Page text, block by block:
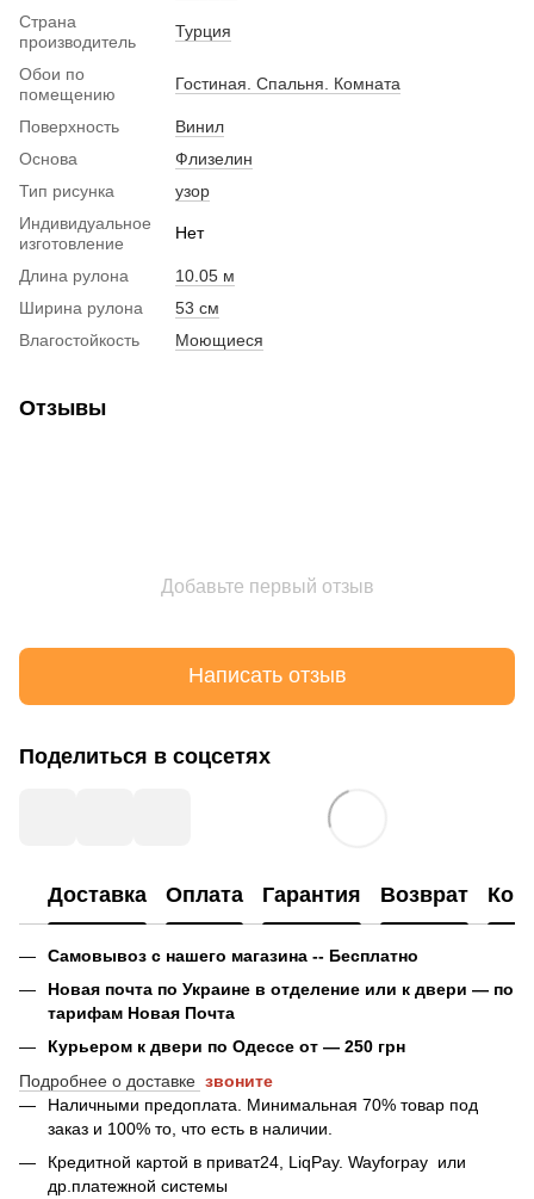
Страна
производитель
Турция
Обои по
помещению
Гостиная. Спальня. Комната
Поверхность
Винил
Основа
Флизелин
Тип рисунка
узор
Индивидуальное
изготовление
Нет
Длина рулона
10.05 м
Ширина рулона
53 см
Влагостойкость
Моющиеся
Отзывы
Добавьте первый отзыв
Написать отзыв
Поделиться в соцсетях
Доставка Оплата Гарантия Возврат
Самовывоз с нашего магазина -- Бесплатно
Новая почта по Украине в отделение или к двери — по
тарифам Новая Почта
Курьером к двери по Одессе от — 250 грн
Подробнее о доставке звоните
Наличными предоплата. Минимальная 70% товар под
заказ и 100% то, что есть в наличии.
Кредитной картой в приват24, LiqPay. Wayforpay или
др.платежной системы